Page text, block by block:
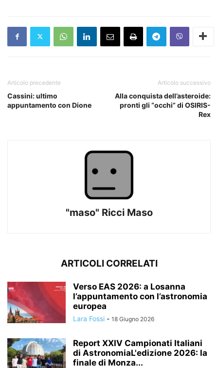
Articolo precedente
Cassini: ultimo
appuntamento con Dione
Articolo successivo
Alla conquista dell’asteroide:
pronti gli “occhi” di OSIRIS-
Rex
"maso" Ricci Maso
ARTICOLI CORRELATI
Verso EAS 2026: a Losanna
l’appuntamento con l’astronomia
europea
Lara Fossi - 18 Giugno 2026
Report XXIV Campionati Italiani
di AstronomiaL'edizione 2026: la
finale di Monza...